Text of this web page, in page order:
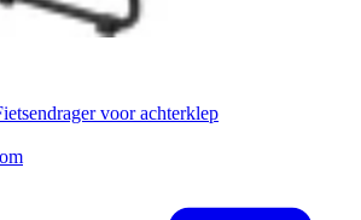
voor achterklep